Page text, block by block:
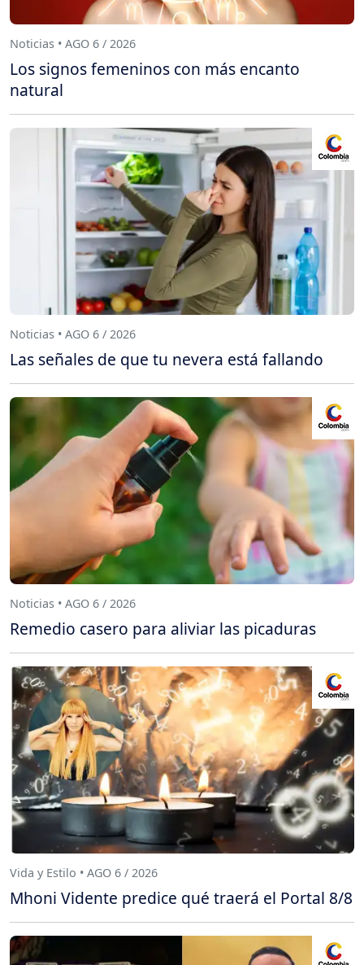
Noticias • AGO 6 / 2026
Los signos femeninos con más encanto
natural
Noticias • AGO 6 / 2026
Las señales de que tu nevera está fallando
Noticias • AGO 6 / 2026
Remedio casero para aliviar las picaduras
Vida y Estilo • AGO 6 / 2026
Mhoni Vidente predice qué traerá el Portal 8/8